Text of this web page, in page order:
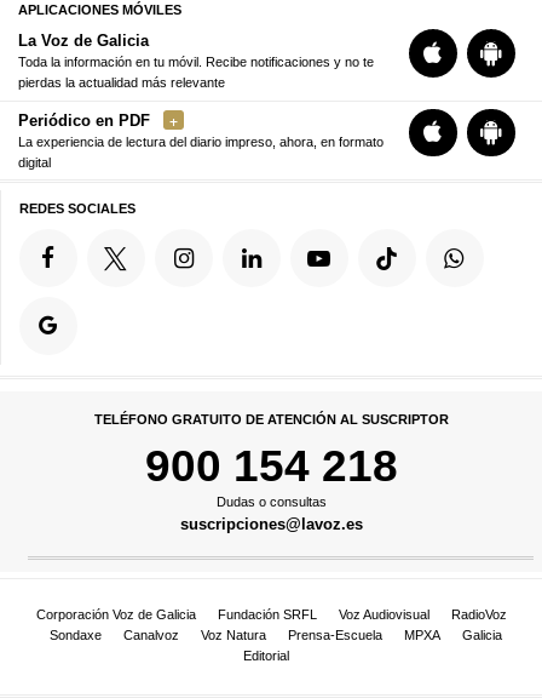
APLICACIONES MÓVILES
La Voz de Galicia
Toda la información en tu móvil. Recibe notificaciones y no te
pierdas la actualidad más relevante
Periódico en PDF
La experiencia de lectura del diario impreso, ahora, en formato
digital
REDES SOCIALES
TELÉFONO GRATUITO DE ATENCIÓN AL SUSCRIPTOR
900 154 218
Dudas o consultas
suscripciones@lavoz.es
Corporación Voz de Galicia Fundación SRFL Voz Audiovisual
RadioVoz
Sondaxe
Canalvoz Voz Natura Prensa-Escuela MPXA
Galicia
Editorial